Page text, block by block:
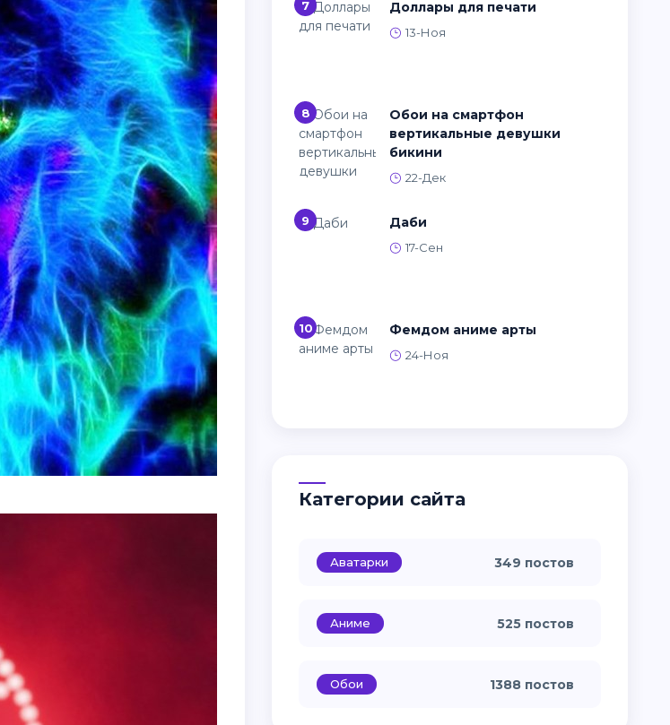
7 Доллары для печати
13-Ноя
8
Обои на смартфон
вертикальные девушки
бикини
22-Дек
9 Даби
17-Сен
10 Фемдом аниме арты
24-Ноя
Категории сайта
Аватарки 349 постов
Аниме 525 постов
Обои 1388 постов